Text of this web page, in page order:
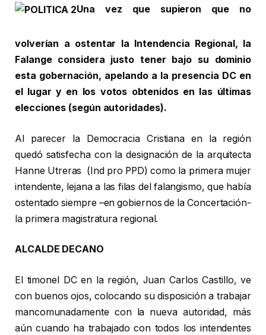
Una vez que supieron que no
volverían a ostentar la Intendencia Regional, la
Falange considera justo tener bajo su dominio
esta gobernación, apelando a la presencia DC en
el lugar y en los votos obtenidos en las últimas
elecciones (según autoridades).
Al parecer la Democracia Cristiana en la región
quedó satisfecha con la designación de la arquitecta
Hanne Utreras (Ind pro PPD) como la primera mujer
intendente, lejana a las filas del falangismo, que había
ostentado siempre –en gobiernos de la Concertación-
la primera magistratura regional.
ALCALDE DECANO
El timonel DC en la región, Juan Carlos Castillo, ve
con buenos ojos, colocando su disposición a trabajar
mancomunadamente con la nueva autoridad, más
aún cuando ha trabajado con todos los intendentes